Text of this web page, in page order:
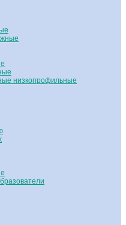
низкопрофильные